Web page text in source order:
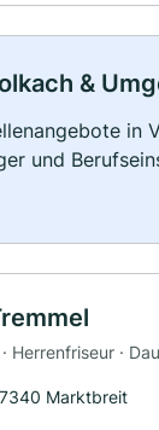
&
in
und
Herrenfriseur ·
Marktbreit